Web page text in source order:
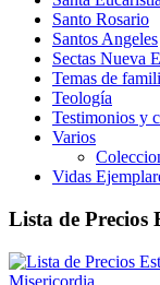
Santo Rosario
Santos Angeles
Sectas Nueva
Temas de
Teología
Testimonios y
Varios
Vidas
Lista de Precios